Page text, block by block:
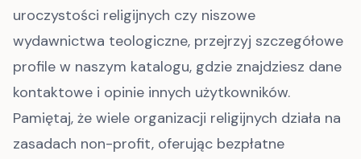
uroczystości religijnych czy niszowe
wydawnictwa teologiczne, przejrzyj szczegółowe
profile w naszym katalogu, gdzie znajdziesz dane
kontaktowe i opinie innych użytkowników.
Pamiętaj, że wiele organizacji religijnych działa na
zasadach non-profit, oferując bezpłatne